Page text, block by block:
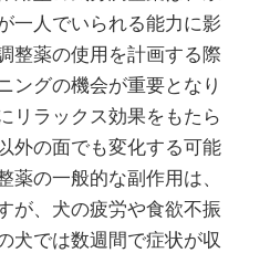
一人でいられる能力に影
整薬の使用を計画する際
ングの機会が重要となり
リラックス効果をもたら
外の面でも変化する可能
薬の一般的な副作用は、
が、犬の疲労や食欲不振
犬では数週間で症状が収